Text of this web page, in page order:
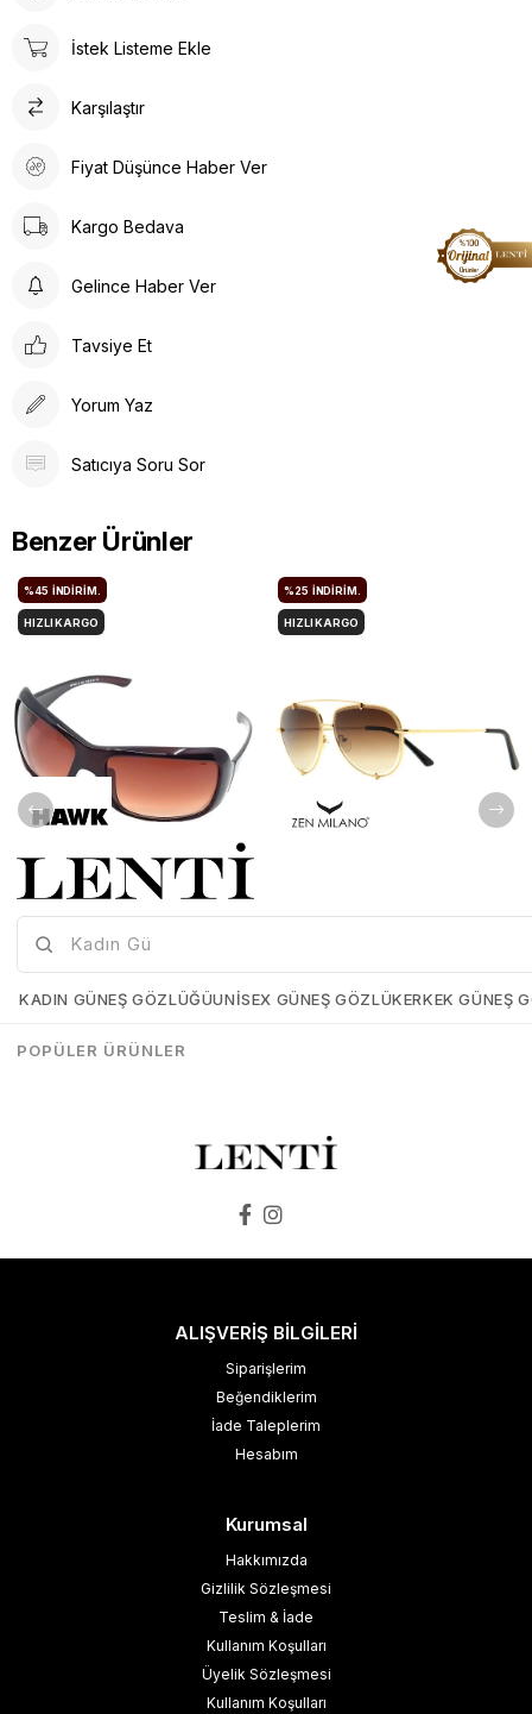
İstek Listeme Ekle
Karşılaştır
Fiyat Düşünce Haber Ver
Kargo Bedava
Gelince Haber Ver
Tavsiye Et
Yorum Yaz
Satıcıya Soru Sor
Benzer Ürünler
Hawk-HW1044-02-66
%45 İNDIRIM.
HIZLI KARGO
Zen-Mılano-ZM524-02-61
%25 İNDIRIM.
HIZLI KARGO
ALIŞVERİŞ BİLGİLERİ
Siparişlerim
Beğendiklerim
İade Taleplerim
Hesabım
Kurumsal
Hakkımızda
Gizlilik Sözleşmesi
Teslim & İade
Kullanım Koşulları
Üyelik Sözleşmesi
Kullanım Koşulları
KADIN GÜNEŞ GÖZLÜĞÜUNISEX GÜNEŞ GÖZLÜKERKEK GÜNEŞ
POPÜLER ÜRÜNLER